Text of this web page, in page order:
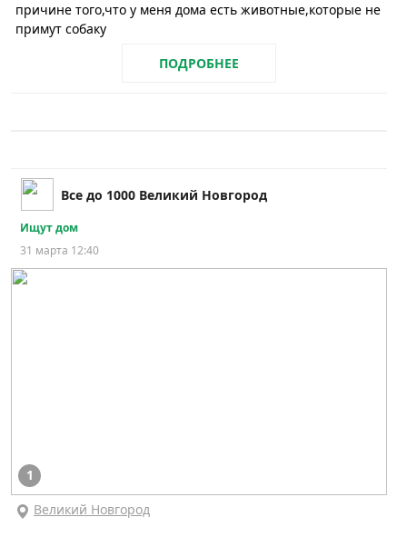
причине того,что у меня дома есть животные,которые не
примут собаку
ПОДРОБНЕЕ
Все до 1000 Великий Новгород
Ищут дом
31 марта 12:40
1
Великий Новгород